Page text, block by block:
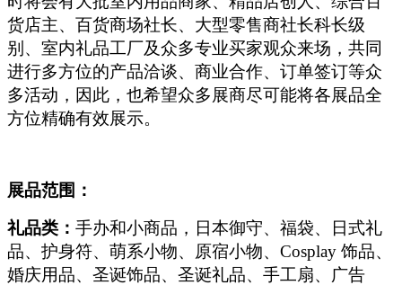
货店主、百货商场社长、大型零售商社长科长级
别、室内礼品工厂及众多专业买家观众来场，共同
进行多方位的产品洽谈、商业合作、订单签订等众
多活动，因此，也希望众多展商尽可能将各展品全
方位精确有效展示。
展品范围：
礼品类： 手办和小商品，日本御守、福袋、日式礼
品、护身符、萌系小物、原宿小物、Cosplay 饰品、
婚庆用品、圣诞饰品、圣诞礼品、手工扇、广告